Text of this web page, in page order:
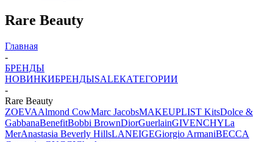
Rare Beauty
Главная
-
БРЕНДЫ
НОВИНКИБРЕНДЫSALEКАТЕГОРИИ
-
Rare Beauty
ZOEVAAlmond CowMarc JacobsMAKEUPLIST KitsDolce &
GabbanaBenefitBobbi BrownDiorGuerlainGIVENCHYLa
MerAnastasia Beverly HillsLANEIGEGiorgio ArmaniBECCA